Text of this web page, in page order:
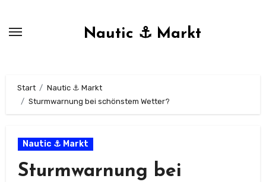
Nautic ⚓ Markt
Start
Nautic ⚓ Markt
Sturmwarnung bei schönstem Wetter?
Nautic ⚓ Markt
Sturmwarnung bei